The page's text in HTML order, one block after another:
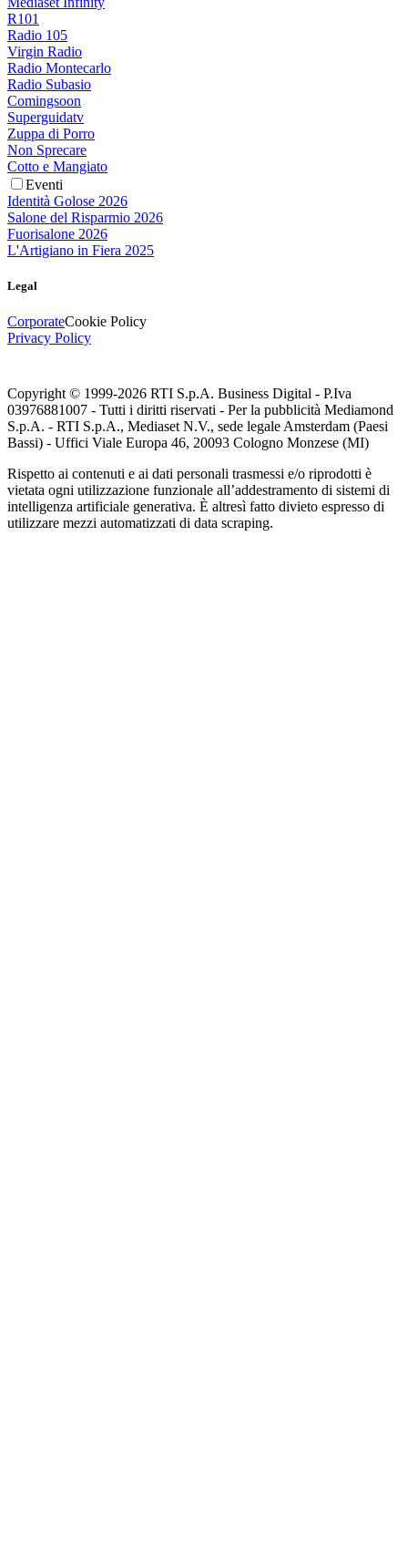
R101
Radio 105
Virgin Radio
Radio Montecarlo
Radio Subasio
Comingsoon
Superguidatv
Zuppa di Porro
Non Sprecare
Cotto e Mangiato
Eventi
Identità Golose 2026
Salone del Risparmio 2026
Fuorisalone 2026
L'Artigiano in Fiera 2025
Legal
CorporateCookie Policy
Privacy Policy
Copyright © 1999-2026 RTI S.p.A. Business Digital - P.Iva
03976881007 - Tutti i diritti riservati - Per la pubblicità Mediamond
S.p.A. - RTI S.p.A., Mediaset N.V., sede legale Amsterdam (Paesi
Bassi) - Uffici Viale Europa 46, 20093 Cologno Monzese (MI)
Rispetto ai contenuti e ai dati personali trasmessi e/o riprodotti è
vietata ogni utilizzazione funzionale all’addestramento di sistemi di
intelligenza artificiale generativa. È altresì fatto divieto espresso di
utilizzare mezzi automatizzati di data scraping.